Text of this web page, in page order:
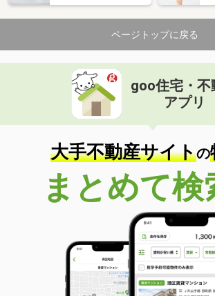
ページトップに戻る
goo住宅・不
アプリ
大手不動産サイトの
まとめて検